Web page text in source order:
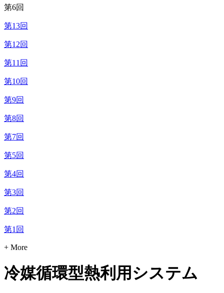
第6回
第13回
第12回
第11回
第10回
第9回
第8回
第7回
第5回
第4回
第3回
第2回
第1回
+ More
冷媒循環型熱利用システム